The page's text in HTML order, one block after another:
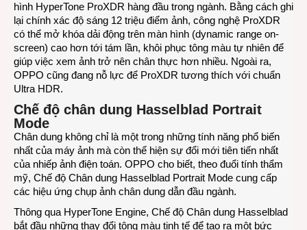
hình HyperTone ProXDR hàng đầu trong ngành. Bằng cách ghi
lại chính xác độ sáng 12 triệu điểm ảnh, công nghệ ProXDR
có thể mở khóa dải động trên màn hình (dynamic range on-
screen) cao hơn tới tám lần, khôi phục tông màu tự nhiên để
giúp việc xem ảnh trở nên chân thực hơn nhiều. Ngoài ra,
OPPO cũng đang nỗ lực để ProXDR tương thích với chuẩn
Ultra HDR.
Chế độ chân dung Hasselblad Portrait
Mode
Chân dung không chỉ là một trong những tính năng phổ biến
nhất của máy ảnh mà còn thể hiện sự đổi mới tiên tiến nhất
của nhiếp ảnh điện toán. OPPO cho biết, theo đuổi tính thẩm
mỹ, Chế độ Chân dung Hasselblad Portrait Mode cung cấp
các hiệu ứng chụp ảnh chân dung dẫn đầu ngành.
Thông qua HyperTone Engine, Chế độ Chân dung Hasselblad
bắt đầu những thay đổi tông màu tinh tế để tạo ra một bức